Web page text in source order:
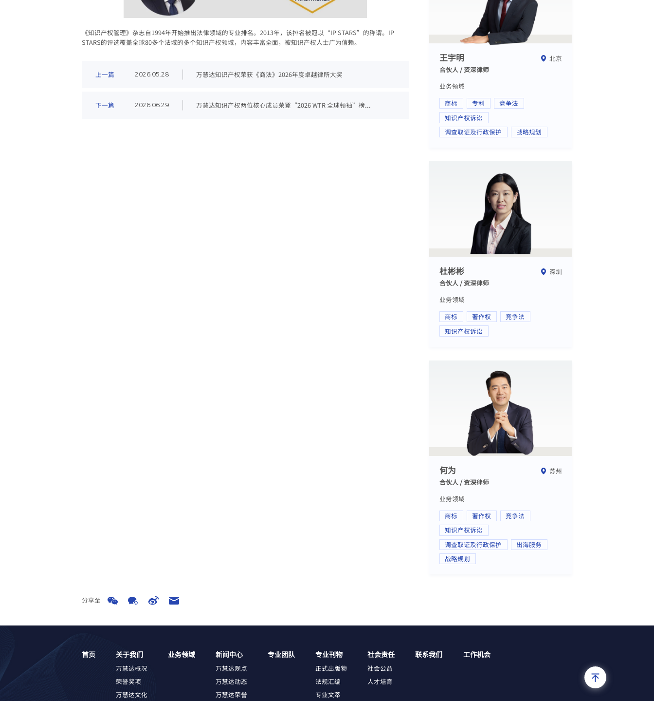
《知识产权管理》杂志自1994年开始推出法律领域的专业排名。2013年，该排名被冠以“IP STARS”的称谓。IP
STARS的评选覆盖全球80多个法域的多个知识产权领域，内容丰富全面，被知识产权人士广为信赖。
上一篇 2026.05.28 万慧达知识产权荣获《商法》2026年度卓越律所大奖
下一篇 2026.06.29 万慧达知识产权两位核心成员荣登“2026 WTR 全球领袖”榜...
王宇明
合伙人 / 资深律师
北京
业务领域
商标
专利
竞争法
知识产权诉讼
调查取证及行政保护
战略规划
杜彬彬
合伙人 / 资深律师
深圳
业务领域
商标
著作权
竞争法
知识产权诉讼
何为
合伙人 / 资深律师
苏州
业务领域
商标
著作权
竞争法
知识产权诉讼
调查取证及行政保护
出海服务
战略规划
分享至
首页 关于我们
万慧达概况
荣誉奖项
万慧达文化
业务领域 新闻中心
万慧达观点
万慧达动态
万慧达荣誉
专业团队 专业刊物
正式出版物
法规汇编
专业文萃
社会责任
社会公益
人才培育
联系我们 工作机会